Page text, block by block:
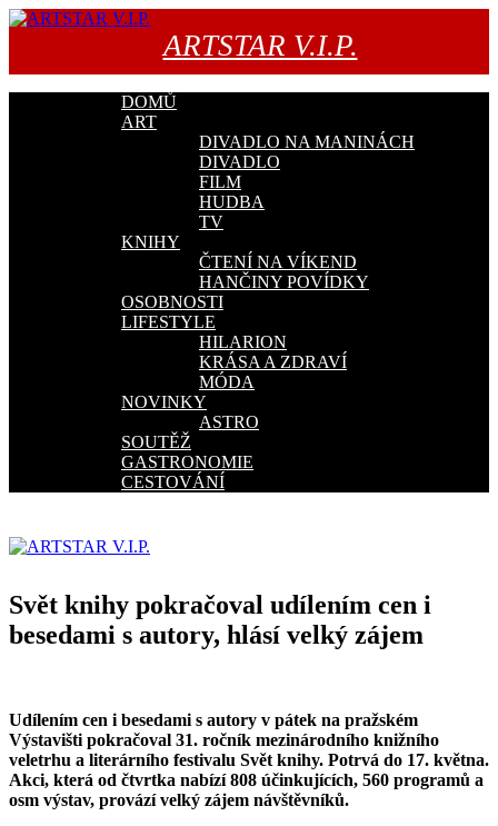
Přejít
webu
ARTSTAR V.I.P.
DOMŮ
ART
DIVADLO NA MANINÁCH
DIVADLO
FILM
HUDBA
TV
KNIHY
ČTENÍ NA VÍKEND
HANČINY POVÍDKY
OSOBNOSTI
LIFESTYLE
HILARION
KRÁSA A ZDRAVÍ
MÓDA
NOVINKY
ASTRO
SOUTĚŽ
GASTRONOMIE
CESTOVÁNÍ
Svět knihy pokračoval udílením cen i
besedami s autory, hlásí velký zájem
Udílením cen i besedami s autory v pátek na pražském
Výstavišti pokračoval 31. ročník mezinárodního knižního
veletrhu a literárního festivalu Svět knihy. Potrvá do 17. května.
Akci, která od čtvrtka nabízí 808 účinkujících, 560 programů a
osm výstav, provází velký zájem návštěvníků.